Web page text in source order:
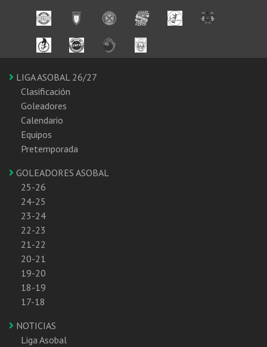
LIGA ASOBAL 26/27
Clasificación
Goleadores
Calendario
Equipos
Pretemporada
GOLEADORES ASOBAL
25-26
24-25
23-24
22-23
21-22
20-21
19-20
18-19
17-18
NOTICIAS
Liga Asobal